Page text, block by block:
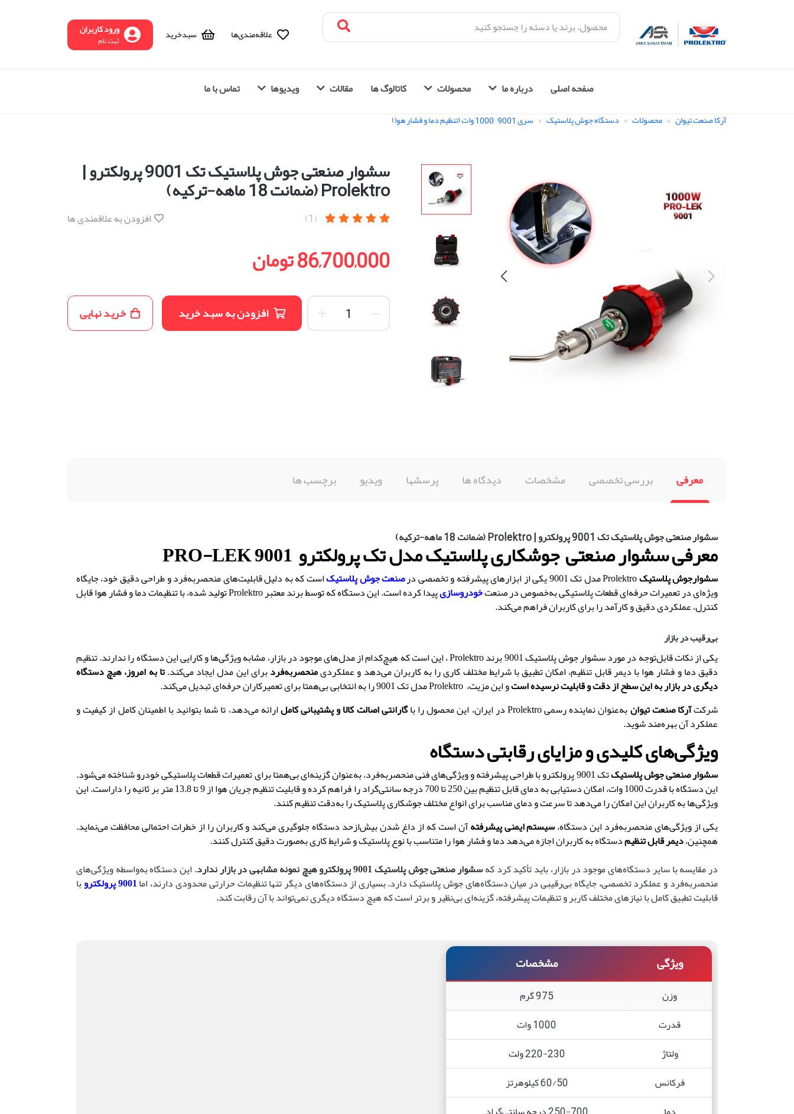
علاقه‌مندی‌ها سبد‌خرید ورود کاربران
ثبت نام
صفحه اصلی درباره ما محصولات کاتالوگ ها مقالات ویدیوها تماس با ما
آرکا صنعت تیوان محصولات دستگاه جوش پلاستیک سری 9001 – 1000 وات (تنظیم دما و فشار هوا)
سشوار صنعتی جوش پلاستیک تک 9001 پرولکترو |
Prolektro (ضمانت 18 ماهه-ترکیه)
(1) افزودن به علاقمندی ها
86,700,000 تومان
افزودن به سبد خرید خرید نهایی
معرفی بررسی تخصصی مشخصات دیدگاه ها پرسشها ویدیو برچسب ها
سشوار صنعتی جوش پلاستیک تک 9001 پرولکترو | Prolektro (ضمانت 18 ماهه-ترکیه)
معرفی سشوار صنعتی جوشکاری پلاستیک مدل تک پرولکترو PRO-LEK 9001
سشوارجوش پلاستیک صنعت جوش پلاستیکاست که به دلیل قابلیت‌های منحصربه‌فرد و طراحی دقیق خود، جایگاه
ویژه‌ای در تعمیرات حرفه‌ای قطعات پلاستیکی به‌خصوص در صنعتخودروسازیپیدا کرده است.این دستگاه که توسط برند معتبرProlektroتولید شده،با تنظیمات دما و فشار هوا قابل
کنترل،عملکردی دقیق و کارآمد را برای کاربران فراهم می‌کند.
بی‌رقیب در بازار
یکی از نکات قابل‌توجه در مورد سشوار جوش پلاستیک 9001 برند Prolektro ،این است که هیچ‌کدام از مدل‌های موجود در بازار،مشابه ویژگی‌ها و کارایی این دستگاه را ندارند.تنظیم
دقیق دما و فشار هوا با دیمر قابل تنظیم،امکان تطبیق با شرایط مختلف کاری را به کاربران می‌دهد و عملکردیمنحصربه‌فردبرای این مدل ایجاد می‌کند.تا به امروز،هیچ دستگاه
دیگری در بازار به این سطح از دقت و قابلیت نرسیده استو این مزیت،
.
شرکتآرکا صنعت تیوانبه‌عنوان نماینده رسمیProlektroدر ایران، این محصول را باگارانتی اصالت کالا و پشتیبانی کاملارائه می‌دهد،تا شما بتوانید با اطمینان کامل از کیفیت و
عملکرد آن بهره‌مند شوید.
ویژگی‌های کلیدی و مزایای رقابتی دستگاه
سشوار صنعتی جوش پلاستیکتک 9001 پرولکترو با طراحی پیشرفته و ویژگی‌های فنی منحصربه‌فرد ،به‌عنوان گزینه‌ای بی‌همتا برای تعمیرات قطعات پلاستیکی خودرو شناخته می‌شود.
این دستگاه با قدرت 1000 وات ،امکان دستیابی به دمای قابل تنظیم بین 250 تا 700 درجه سانتی‌گراد را فراهم کرده و قابلیت تنظیم جریان هوا از 9 تا 13 .8 متر بر ثانیه را داراست .این
ویژگی‌ها به کاربران این امکان را می‌دهد تا سرعت و دمای مناسب برای انواع مختلف جوشکاری پلاستیک را به‌دقت تنظیم کنند.
یکی از ویژگی‌های منحصربه‌فرد این دستگاه،سیستم ایمنی پیشرفتهآن است که از داغ شدن بیش‌ازحد دستگاه جلوگیری می‌کند و کاربران را از خطرات احتمالی محافظت می‌نماید.
همچنین،دیمر قابل تنظیمدستگاه به کاربران اجازه می‌دهد دما و فشار هوا را متناسب با نوع پلاستیک و شرایط کاری به‌صورت دقیق کنترل کنند.
در مقایسه با سایر دستگاه‌های موجود در بازار،باید تأکید کرد کهسشوار صنعتی جوش پلاستیک 9001 پرولکترو هیچ نمونه مشابهی در بازار ندارد .این دستگاه به‌واسطه ویژگی‌های
منحصربه‌فرد و عملکرد تخصصی،جایگاه بی‌رقیبی در میان دستگاه‌های جوش پلاستیک دارد.بسیاری از دستگاه‌های دیگر تنها تنظیمات حرارتی محدودی دارند،اما9001 پرولکترو با
قابلیت تطبیق کامل با نیازهای مختلف کاربر و تنظیمات پیشرفته،گزینه‌ای بی‌نظیر و برتر است که هیچ دستگاه دیگری نمی‌تواند با آن رقابت کند.
ویژگی مشخصات
وزن
975 گرم
قدرت
1000 وات
ولتاژ
220-230 ولت
فرکانس
60/50 کیلوهرتز